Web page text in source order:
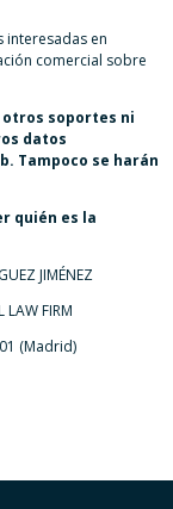
interesadas en
comercial sobre
otros soportes ni
datos
Tampoco se harán
quién es la
JIMÉNEZ
FIRM
(Madrid)